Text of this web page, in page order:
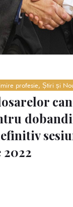
profesie, Știri și